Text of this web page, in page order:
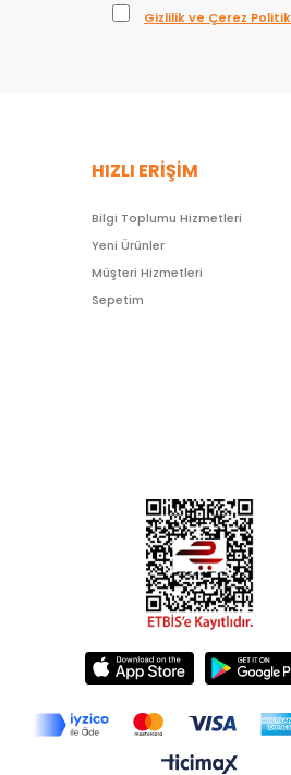
Gizlilik ve Çerez
HIZLI ERİŞİM
Bilgi Toplumu Hizmetleri
Yeni Ürünler
Müşteri Hizmetleri
Sepetim